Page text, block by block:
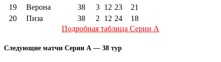
19 Верона 38 3 12 23
21
20
Пиза 38 2 12 24
18
Подробная таблица Серии А
Следующие матчи Серии А — 38 тур